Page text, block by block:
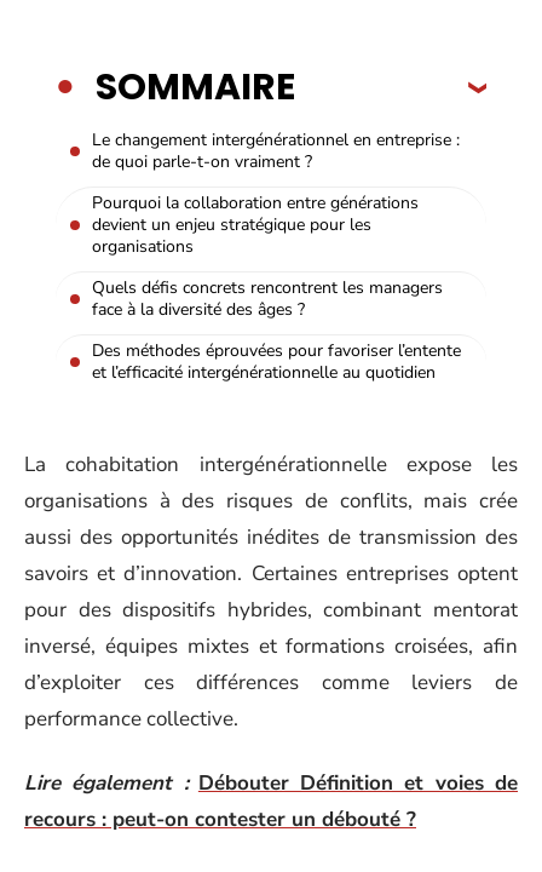
SOMMAIRE
Le changement intergénérationnel en entreprise :
de quoi parle-t-on vraiment ?
Pourquoi la collaboration entre générations
devient un enjeu stratégique pour les
organisations
Quels défis concrets rencontrent les managers
face à la diversité des âges ?
Des méthodes éprouvées pour favoriser l’entente
et l’efficacité intergénérationnelle au quotidien
La cohabitation intergénérationnelle expose les
organisations à des risques de conflits, mais crée
aussi des opportunités inédites de transmission des
savoirs et d’innovation. Certaines entreprises optent
pour des dispositifs hybrides, combinant mentorat
inversé, équipes mixtes et formations croisées, afin
d’exploiter ces différences comme leviers de
performance collective.
Lire également : Débouter Définition et voies de
recours : peut-on contester un débouté ?